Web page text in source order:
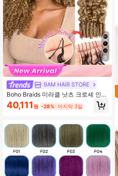
5
9AM HAIR STORE
Boho Braids 미라클 낫츠 크로셰 인모
100% 레미 버마식 컬 페더 라인 크로
셰 헤어 브레이드 살롱 실키 심리스 인
페더 크로셰 인모 브레이딩 여성용 마
이크로 프리 루프드 버마식 컬리 익스
텐션
40,111 원 -28% 마지막 3일